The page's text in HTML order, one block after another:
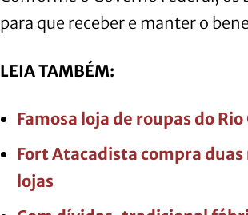
para que receber e manter o
LEIA TAMBÉM:
Famosa loja de roupas do
Fort Atacadista compra
lojas